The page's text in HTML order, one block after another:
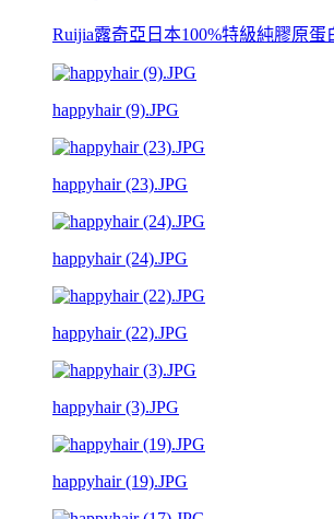
Ruijia露奇亞日本100%特級純膠原蛋
happyhair (9).JPG
happyhair (23).JPG
happyhair (24).JPG
happyhair (22).JPG
happyhair (3).JPG
happyhair (19).JPG